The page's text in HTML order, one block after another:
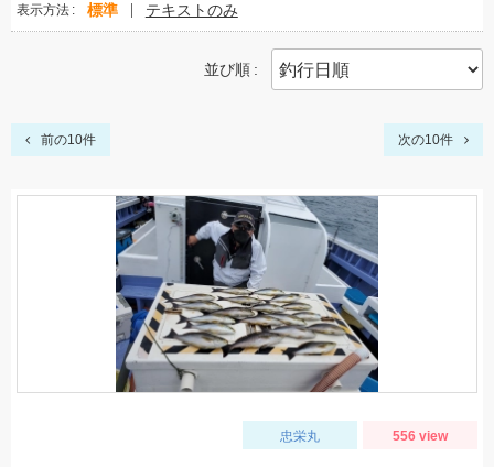
表示方法 標準 テキストのみ
並び順
前の10件 次の10件
忠栄丸 556 view